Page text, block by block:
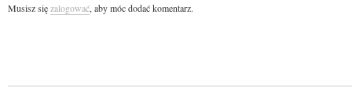
Musisz sięzalogować, aby móc dodać komentarz.